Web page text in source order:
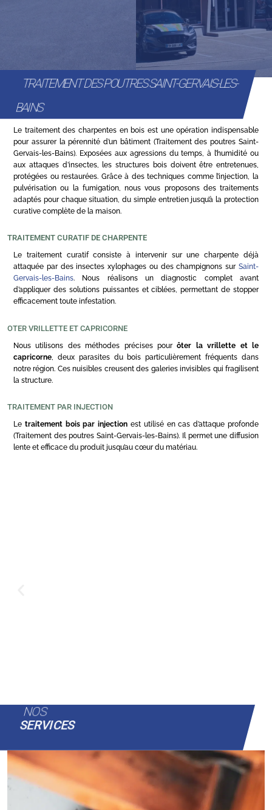
TRAITEMENT DES POUTRES SAINT-GERVAIS-LES-
BAINS
Le traitement des charpentes en bois est une opération indispensable
pour assurer la pérennité d’un bâtiment (Traitement des poutres Saint-
Gervais-les-Bains). Exposées aux agressions du temps, à l’humidité ou
aux attaques d’insectes, les structures bois doivent être entretenues,
protégées ou restaurées. Grâce à des techniques comme l’injection, la
pulvérisation ou la fumigation, nous vous proposons des traitements
adaptés pour chaque situation, du simple entretien jusqu’à la protection
curative complète de la maison.
TRAITEMENT CURATIF DE CHARPENTE
Le traitement curatif consiste à intervenir sur une charpente déjà
attaquée par des insectes xylophages ou des champignons sur Saint-
Gervais-les-Bains. Nous réalisons un diagnostic complet avant
d’appliquer des solutions puissantes et ciblées, permettant de stopper
efficacement toute infestation.
OTER VRILLETTE ET CAPRICORNE
Nous utilisons des méthodes précises pourôter la vrillette et le
capricorne , deux parasites du bois particulièrement fréquents dans
notre région. Ces nuisibles creusent des galeries invisibles qui fragilisent
la structure.
TRAITEMENT PAR INJECTION
Le traitement bois par injection est utilisé en cas d’attaque profonde
(Traitement des poutres Saint-Gervais-les-Bains). Il permet une diffusion
lente et efficace du produit jusqu’au cœur du matériau.
NOS
SERVICES